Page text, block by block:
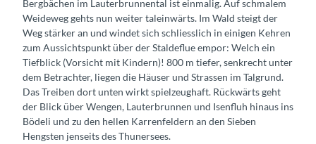
Bergbächen im Lauterbrunnental ist einmalig. Auf schmalem
Weideweg gehts nun weiter taleinwärts. Im Wald steigt der
Weg stärker an und windet sich schliesslich in einigen Kehren
zum Aussichtspunkt über der Staldeflue empor: Welch ein
Tiefblick (Vorsicht mit Kindern)! 800 m tiefer, senkrecht unter
dem Betrachter, liegen die Häuser und Strassen im Talgrund.
Das Treiben dort unten wirkt spielzeughaft. Rückwärts geht
der Blick über Wengen, Lauterbrunnen und Isenfluh hinaus ins
Bödeli und zu den hellen Karrenfeldern an den Sieben
Hengsten jenseits des Thunersees.